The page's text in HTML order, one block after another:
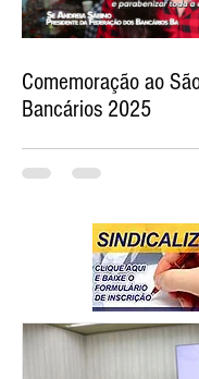
Comemoração ao
Bancários 2025